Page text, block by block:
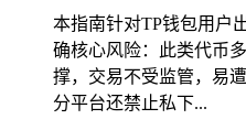
本指南针对TP钱包用户
确核心风险：此类代币
撑，交易不受监管，易
分平台还禁止私下...